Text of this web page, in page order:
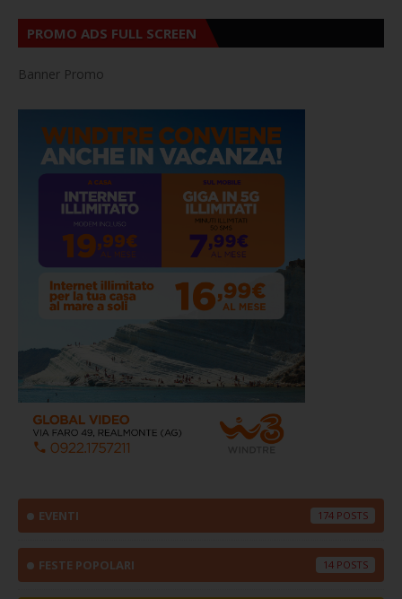
PROMO ADS FULL SCREEN
Banner Promo
EVENTI 174
FESTE POPOLARI 14